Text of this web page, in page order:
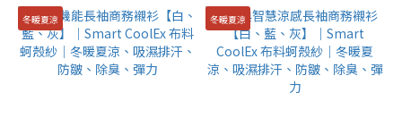
冬暖夏涼 冬暖夏涼